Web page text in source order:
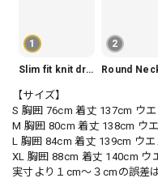
1
Slim fit knit dress(3color) V1330
2
【サイズ】
S 胸囲 76cm 着丈 137cm ウ
M 胸囲 80cm 着丈 138cm ウ
L 胸囲 84cm 着丈 139cm ウ
XL 胸囲 88cm 着丈 140cm ウ
実寸より１cm〜３cmの誤差